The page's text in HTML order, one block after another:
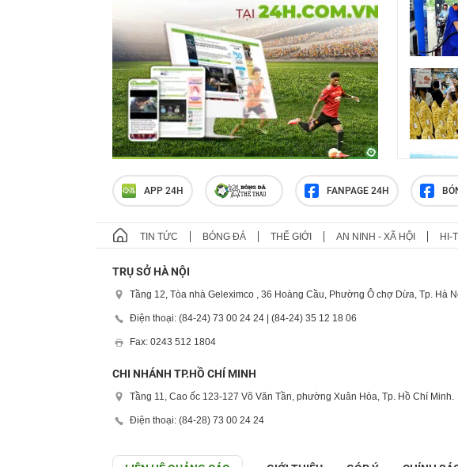
APP 24H FANPAGE 24H
TIN TỨC BÓNG ĐÁ THẾ GIỚI AN NINH - XÃ HỘI HI-
TRỤ SỞ HÀ NỘI
Tầng 12, Tòa nhà Geleximco , 36 Hoàng Cầu, Phường Ô chợ Dừa, Tp. Hà
Điện thoại: (84-24) 73 00 24 24 | (84-24) 35 12 18 06
Fax: 0243 512 1804
CHI NHÁNH TP.HỒ CHÍ MINH
Tầng 11, Cao ốc 123-127 Võ Văn Tần, phường Xuân Hòa, Tp. Hồ Chí Minh.
Điện thoại: (84-28) 73 00 24 24